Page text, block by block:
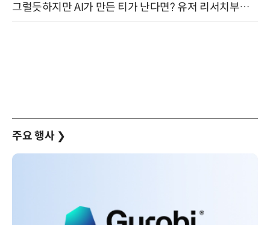
그럴듯하지만 AI가 만든 티가 난다면? 유저 리서치부터 배포까지! (9/15)
주요 행사 ❯